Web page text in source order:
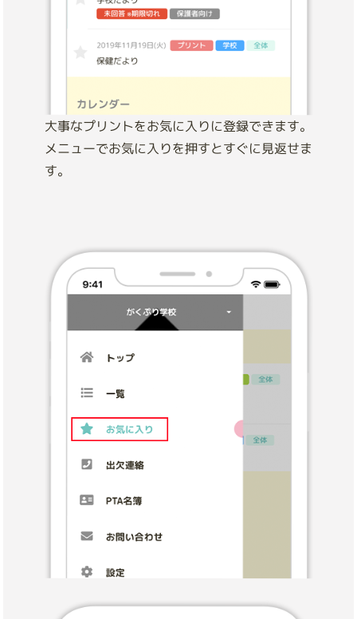
大事なプリントをお気に入りに登録できます。
メニューでお気に入りを押すとすぐに見返せま
す。